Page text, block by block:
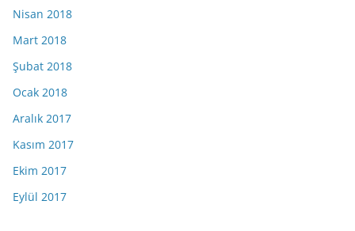
Nisan 2018
Mart 2018
Şubat 2018
Ocak 2018
Aralık 2017
Kasım 2017
Ekim 2017
Eylül 2017